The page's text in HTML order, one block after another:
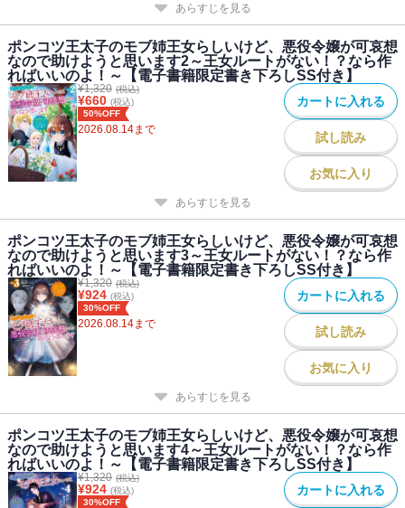
あらすじを見る
ポンコツ王太子のモブ姉王女らしいけど、悪役令嬢が可哀想
なので助けようと思います2～王女ルートがない！？なら作
ればいいのよ！～【電子書籍限定書き下ろしSS付き】
¥1,320 (税込)
¥660 (税込)
50%OFF
2026.08.14まで
カートに入れる
試し読み
お気に入り
あらすじを見る
ポンコツ王太子のモブ姉王女らしいけど、悪役令嬢が可哀想
なので助けようと思います3～王女ルートがない！？なら作
ればいいのよ！～【電子書籍限定書き下ろしSS付き】
¥1,320 (税込)
¥924 (税込)
30%OFF
2026.08.14まで
カートに入れる
試し読み
お気に入り
あらすじを見る
ポンコツ王太子のモブ姉王女らしいけど、悪役令嬢が可哀想
なので助けようと思います4～王女ルートがない！？なら作
ればいいのよ！～【電子書籍限定書き下ろしSS付き】
¥1,320 (税込)
¥924 (税込)
30%OFF
カートに入れる